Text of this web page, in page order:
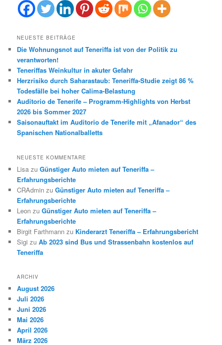
NEUESTE BEITRÄGE
Die Wohnungsnot auf Teneriffa ist von der Politik zu
verantworten!
Teneriffas Weinkultur in akuter Gefahr
Herzrisiko durch Saharastaub: Teneriffa-Studie zeigt 86 %
Todesfälle bei hoher Calima-Belastung
Auditorio de Tenerife – Programm-Highlights von Herbst
2026 bis Sommer 2027
Saisonauftakt im Auditorio de Tenerife mit „Afanador“ des
Spanischen Nationalballetts
NEUESTE KOMMENTARE
Lisa zuGünstiger Auto mieten auf Teneriffa –
Erfahrungsberichte
CRAdmin zuGünstiger Auto mieten auf Teneriffa –
Erfahrungsberichte
Leon zuGünstiger Auto mieten auf Teneriffa –
Erfahrungsberichte
Birgit Farthmann zu Kinderarzt Teneriffa – Erfahrungsbericht
Sigi zuAb 2023 sind Bus und Strassenbahn kostenlos auf
Teneriffa
ARCHIV
August 2026
Juli 2026
Juni 2026
Mai 2026
April 2026
März 2026